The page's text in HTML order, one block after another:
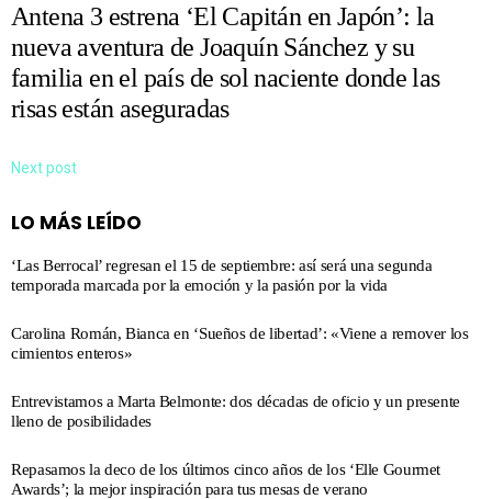
Antena 3 estrena ‘El Capitán en Japón’: la
nueva aventura de Joaquín Sánchez y su
familia en el país de sol naciente donde las
risas están aseguradas
Next post
LO MÁS LEÍDO
‘Las Berrocal’ regresan el 15 de septiembre: así será una segunda
temporada marcada por la emoción y la pasión por la vida
Carolina Román, Bianca en ‘Sueños de libertad’: «Viene a remover los
cimientos enteros»
Entrevistamos a Marta Belmonte: dos décadas de oficio y un presente
lleno de posibilidades
Repasamos la deco de los últimos cinco años de los ‘Elle Gourmet
Awards’; la mejor inspiración para tus mesas de verano